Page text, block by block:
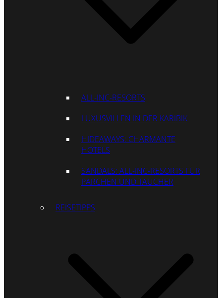
ALL-INC-RESORTS
LUXUSVILLEN IN DER KARIBIK
HIDEAWAYS: CHARMANTE
HOTELS
SANDALS: ALL-INC-RESORTS FÜR
PÄRCHEN UND TAUCHER
REISETIPPS